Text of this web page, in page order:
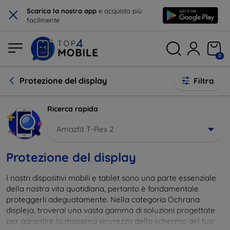
× Scarica la nostra app e acquista più
facilmente
0
Protezione del display Filtra
Ricerca rapida
Amazfit T-Rex 2
Protezione del display
I nostri dispositivi mobili e tablet sono una parte essenziale
della nostra vita quotidiana, pertanto è fondamentale
proteggerli adeguatamente. Nella categoria Ochrana
displeja, troverai una vasta gamma di soluzioni progettate
per garantire la massima sicurezza dello schermo del tuo